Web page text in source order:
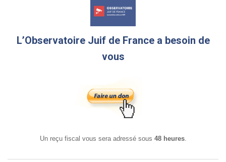
L’Observatoire Juif de France a besoin de
vous
Un reçu fiscal vous sera adressé sous 48 heures.